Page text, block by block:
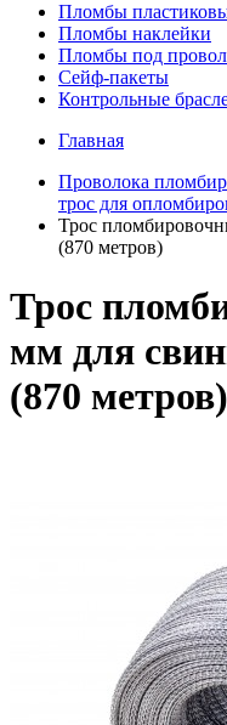
Пломбы
Пломбы наклейки
Пломбы под
Cейф-пакеты
Контрольные
Главная
Проволока
трос для
Трос
(870 метров)
Трос
мм для
(870 метров)